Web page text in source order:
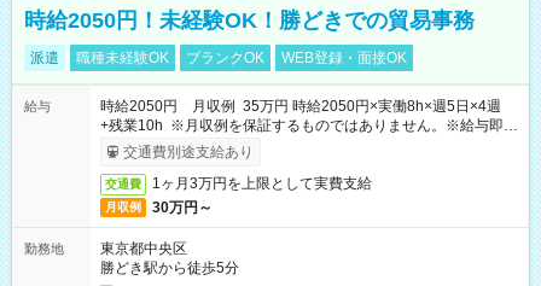
時給2050円！未経験OK！勝どきでの貿易事務
派遣 職種未経験OK ブランクOK WEB登録・面接OK
給与
時給2050円 月収例 35万円 時給2050円×実働8h×週5日×4週
+残業10h ※月収例を保証するものではありません。※給与即受
取りサービス利用可（利用条件有）
交通費別途支給あり
交通費 1ヶ月3万円を上限として実費支給
月収例 30万円～
勤務地
東京都中央区
勝どき駅から徒歩5分